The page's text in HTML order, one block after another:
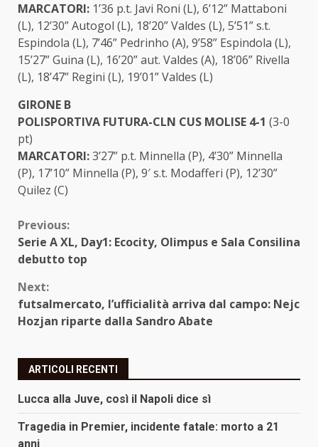
MARCATORI: 1’36 p.t. Javi Roni (L), 6’12” Mattaboni
(L), 12’30” Autogol (L), 18’20” Valdes (L), 5’51” s.t.
Espindola (L), 7’46” Pedrinho (A), 9’58” Espindola (L),
15’27” Guina (L), 16’20” aut. Valdes (A), 18’06” Rivella
(L), 18’47” Regini (L), 19’01” Valdes (L)
GIRONE B
POLISPORTIVA FUTURA-CLN CUS MOLISE 4-1 (3-0
pt)
MARCATORI:3’27” p.t. Minnella (P), 4’30” Minnella
(P), 17’10” Minnella (P), 9′ s.t. Modafferi (P), 12’30”
Quilez (C)
Continue
Reading
Previous:
Serie A XL, Day1: Ecocity, Olimpus e Sala Consilina
debutto top
Next:
futsalmercato, l’ufficialità arriva dal campo: Nejc
Hozjan riparte dalla Sandro Abate
ARTICOLI RECENTI
Lucca alla Juve, così il Napoli dice sì
Tragedia in Premier, incidente fatale: morto a 21
anni